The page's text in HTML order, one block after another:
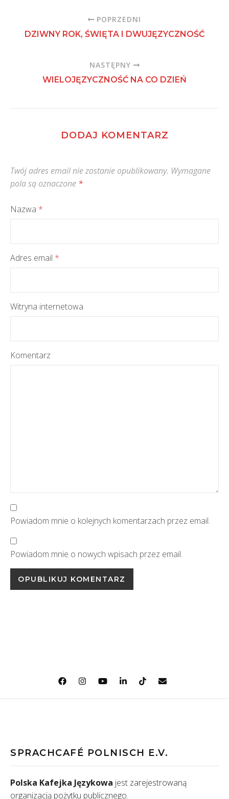
POPRZEDNI
DZIWNY ROK, ŚWIĘTA I DWUJĘZYCZNOŚĆ
NASTĘPNY
WIELOJĘZYCZNOŚĆ NA CO DZIEŃ
DODAJ KOMENTARZ
Twój adres email nie zostanie opublikowany. Wymagane
pola są oznaczone *
Nazwa *
Adres email *
Witryna internetowa
Komentarz
Powiadom mnie o kolejnych komentarzach przez email.
Powiadom mnie o nowych wpisach przez email.
SPRACHCAFÉ POLNISCH E.V.
Polska Kafejka Językowa jest zarejestrowaną
organizacją pożytku publicznego.